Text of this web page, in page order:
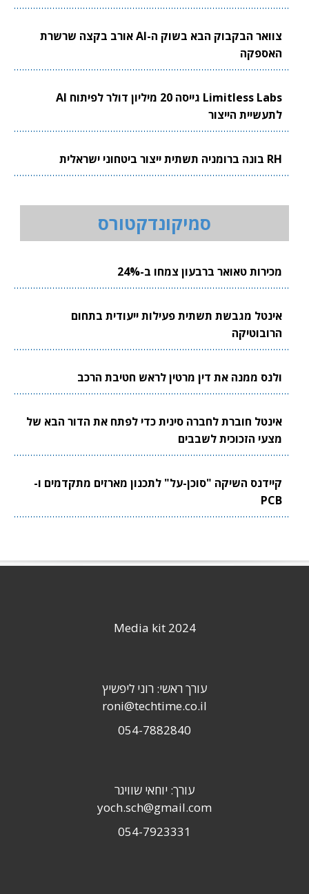
צוואר הבקבוק הבא בשוק ה-AI אורב בקצה שרשרת
האספקה
Limitless Labs גייסה 20 מיליון דולר לפיתוח AI
לתעשיית הייצור
RH בונה ברומניה תשתית ייצור ביטחוני ישראלית
סמיקונדקטורס
מכירות טאואר ברבעון צמחו ב-24%
אינטל מגבשת תשתית פעילות ייעודית בתחום
הרובוטיקה
ולנס ממנה את דין מרטין לראש חטיבת הרכב
אינטל חוברת לחברה סינית כדי לפתח את הדור הבא של
מצעי הזכוכית לשבבים
קיידנס השיקה "סוכן-על" לתכנון מארזים מתקדמים ו-
PCB
Media kit 2024
עורך ראשי: רוני ליפשיץ
roni@techtime.co.il
054-7882840
עורך: יוחאי שוויגר
yoch.sch@gmail.com
054-7923331